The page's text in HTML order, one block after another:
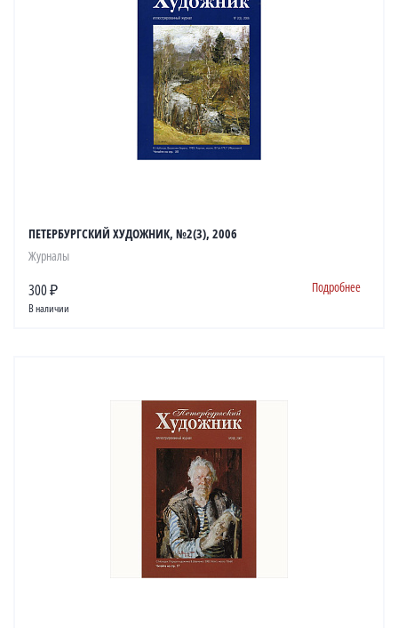
ПЕТЕРБУРГСКИЙ ХУДОЖНИК, №2(3), 2006
Журналы
300 ₽ Подробнее
В наличии